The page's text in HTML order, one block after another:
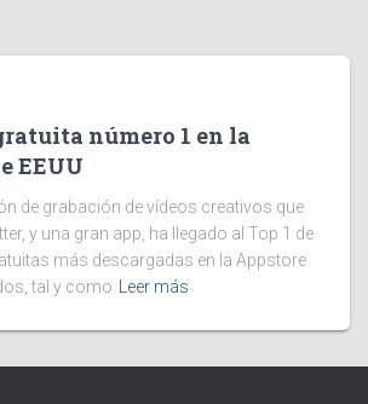
número 1 en la
EEUU
de grabación de vídeos creativos que
y una gran app, ha llegado al Top 1 de
más descargadas en la Appstore
tal y como
Leer más